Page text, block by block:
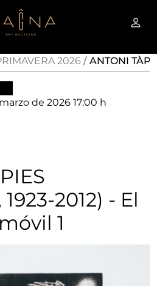
2026 ANTONI
de 2026 17:00 h
2012) - El
1